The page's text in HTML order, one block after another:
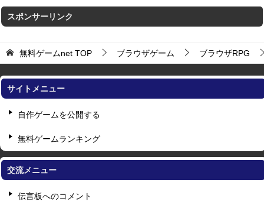
スポンサーリンク
無料ゲームnet TOP ブラウザゲーム ブラウザRPG
サイトメニュー
自作ゲームを公開する
無料ゲームランキング
交流メニュー
伝言板へのコメント